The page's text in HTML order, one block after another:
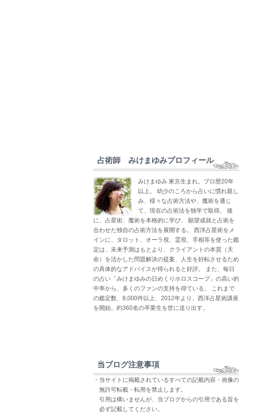
占術師 みけまゆみプロフィール
みけまゆみ 東京生まれ。プロ歴20年
以上。 幼少のころから占いに慣れ親し
み、様々な占術方法や、魔術を通じ
て、現在の占術法を独学で取得。 後
に、占星術、魔術を本格的に学び、 願望成就と占術を
合わせた独自の占術方法を展開する。 西洋占星術をメ
インに、タロット、オーラ視、霊視、手相等を使った鑑
定は、未来予測はもとより、クライアントの本質（天
命）を活かした問題解決の提案、人生を好転させるため
の具体的なアドバイスが得られると好評。 また、毎日
の占い「みけまゆみの日めくりホロスコープ」の高い的
中率から、多くのファンの支持を得ている。 これまで
の鑑定数、8,000件以上、2012年より、西洋占星術講座
を開始。約360名の卒業生を世に送り出す。
当ブログ注意事項
・当サイトに掲載されているすべての記載内容・画像の
無許可転載・転用を禁止します。
引用は構いませんが、当ブログからの引用である旨を
必ず記載してください。